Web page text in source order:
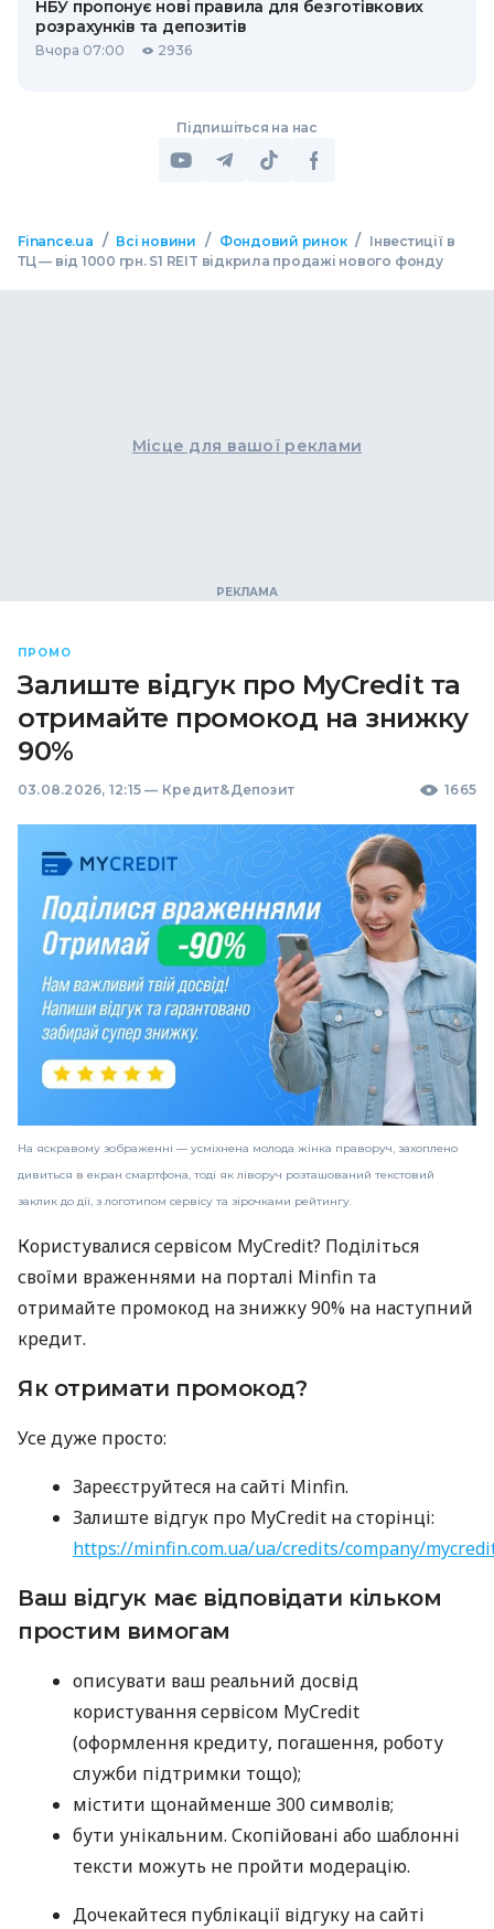
НБУ пропонує нові правила для безготівкових
розрахунків та депозитів
Вчора 07:00 2936
Підпишіться на нас
Finance.ua / Всі новини / Фондовий ринок / Інвестиції в
ТЦ — від 1000 грн. S1 REIT відкрила продажі нового фонду
Місце для вашої реклами
ПРОМО
Залиште відгук про MyCredit та
отримайте промокод на знижку
90%
03.08.2026, 12:15 — Кредит&Депозит 1665
На яскравому зображенні — усміхнена молода жінка праворуч, захоплено
дивиться в екран смартфона, тоді як ліворуч розташований текстовий
заклик до дії, з логотипом сервісу та зірочками рейтингу.
Користувалися сервісом MyCredit? Поділіться
своїми враженнями на порталі Minfin та
отримайте промокод на знижку 90% на наступний
кредит.
Як отримати промокод?
Усе дуже просто:
Зареєструйтеся на сайті Minfin.
Залиште відгук про MyCredit на сторінці:
https://minfin.com.ua/ua/credits/company/
Ваш відгук має відповідати кільком
простим вимогам
описувати ваш реальний досвід
користування сервісом MyCredit
(оформлення кредиту, погашення, роботу
служби підтримки тощо);
містити щонайменше 300 символів;
бути унікальним. Скопійовані або шаблонні
тексти можуть не пройти модерацію.
Дочекайтеся публікації відгуку на сайті